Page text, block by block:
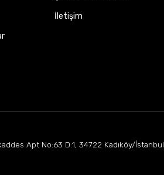
İletişim
Apt No:63 D:1, 34722 Kadıköy/İstanbul